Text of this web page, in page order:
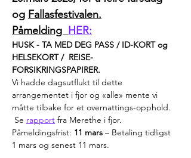
og Fallasfestivalen.
Påmelding HER:
HUSK - TA MED DEG PASS / ID-KORT og
HELSEKORT /  REISE-
FORSIKRINGSPAPIRER.
Vi hadde dagsutflukt til dette
arrangementet i fjor og «alle» mente vi
måtte tilbake for et overnattings-opphold.
Se rapport fra Merethe i fjor.
Påmeldingsfrist: 11 mars – Betaling tidligst
1 mars og senest 11 mars.